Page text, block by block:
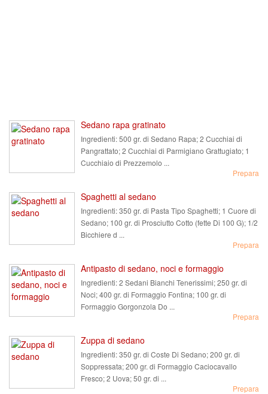
Sedano rapa gratinato
Ingredienti:500 gr. di Sedano Rapa; 2 Cucchiai di
Pangrattato; 2 Cucchiai di Parmigiano Grattugiato; 1
Cucchiaio di Prezzemolo ...
Prepara
Spaghetti al sedano
Ingredienti:350 gr. di Pasta Tipo Spaghetti; 1 Cuore di
Sedano; 100 gr. di Prosciutto Cotto (fette Di 100 G); 1/2
Bicchiere d ...
Prepara
Antipasto di sedano, noci e formaggio
Ingredienti:2 Sedani Bianchi Tenerissimi; 250 gr. di
Noci; 400 gr. di Formaggio Fontina; 100 gr. di
Formaggio Gorgonzola Do ...
Prepara
Zuppa di sedano
Ingredienti:350 gr. di Coste Di Sedano; 200 gr. di
Soppressata; 200 gr. di Formaggio Caciocavallo
Fresco; 2 Uova; 50 gr. di ...
Prepara